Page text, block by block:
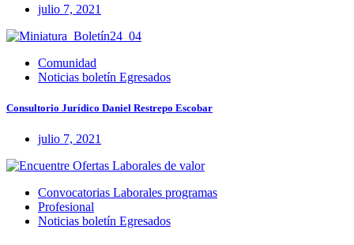
julio 7, 2021
Comunidad
Noticias boletín Egresados
Consultorio Jurídico Daniel Restrepo Escobar
julio 7, 2021
Convocatorias Laborales programas
Profesional
Noticias boletín Egresados